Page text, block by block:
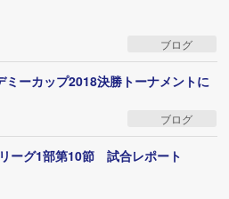
ブログ
ーカップ2018決勝トーナメントに
ブログ
ーグ1部第10節 試合レポート